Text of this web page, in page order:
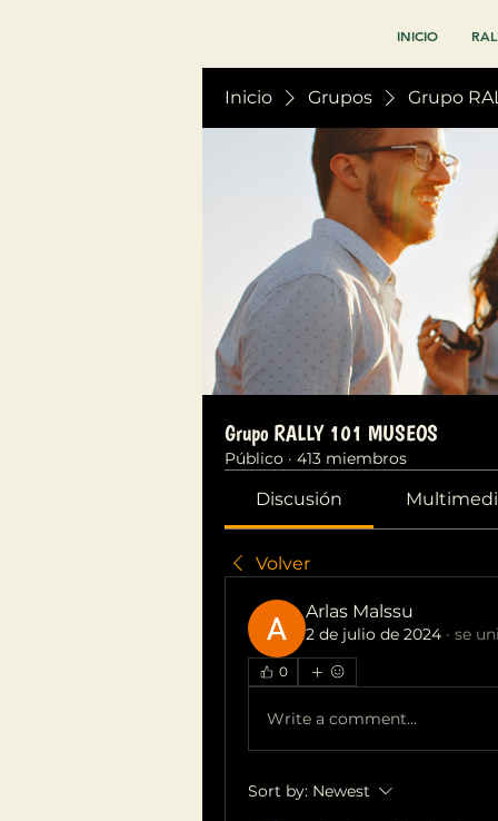
INICIO
Inicio Grupos Grupo
Grupo RALLY 101 MUSEOS
Público · 413 miembros
Discusión
Volver
Arlas Malssu
2 de julio de 2024 · se
0
Write a comment...
Sort by: Newest